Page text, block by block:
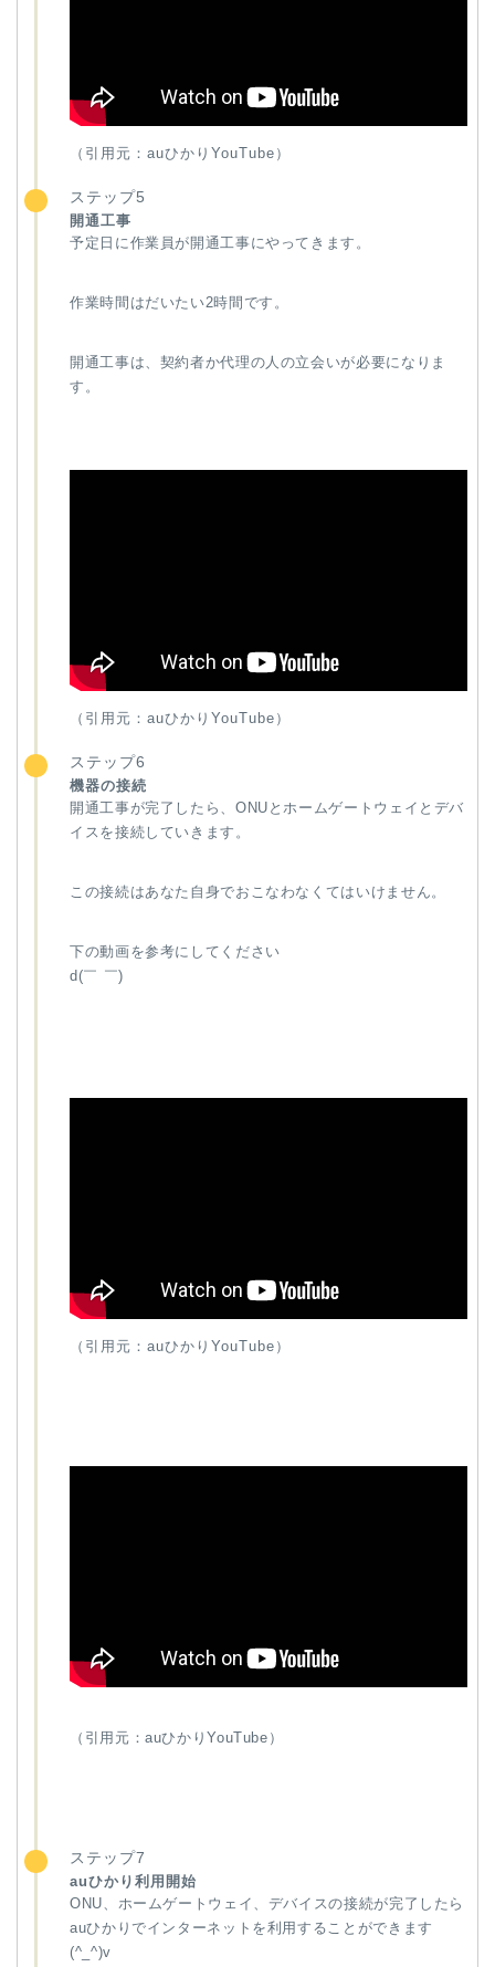
（引用元：auひかりYouTube）
ステップ5
開通工事
予定日に作業員が開通工事にやってきます。
作業時間はだいたい2時間です。
開通工事は、契約者か代理の人の立会いが必要になりま
す。
（引用元：auひかりYouTube）
ステップ6
機器の接続
開通工事が完了したら、ONUとホームゲートウェイとデバ
イスを接続していきます。
この接続はあなた自身でおこなわなくてはいけません。
下の動画を参考にしてください
d(￣ ￣)
（引用元：auひかりYouTube）
（引用元：auひかりYouTube）
ステップ7
auひかり利用開始
ONU、ホームゲートウェイ、デバイスの接続が完了したら
auひかりでインターネットを利用することができます
(^_^)v